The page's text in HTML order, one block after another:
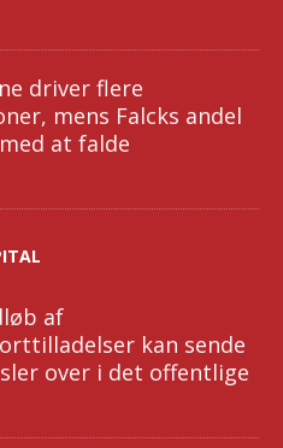
driver flere
mens Falcks andel
at falde
af
kan sende
over i det offentlige